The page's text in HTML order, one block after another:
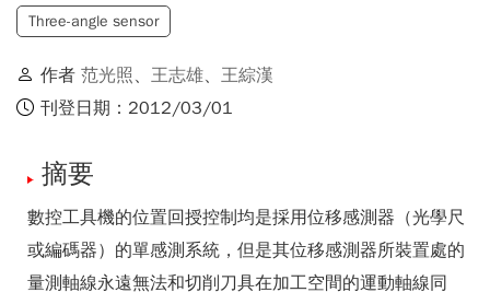
Three-angle sensor
作者 范光照、 王志雄、 王綜漢
刊登日期：2012/03/01
摘要
數控工具機的位置回授控制均是採用位移感測器（光學尺
或編碼器）的單感測系統，但是其位移感測器所裝置處的
量測軸線永遠無法和切削刀具在加工空間的運動軸線同